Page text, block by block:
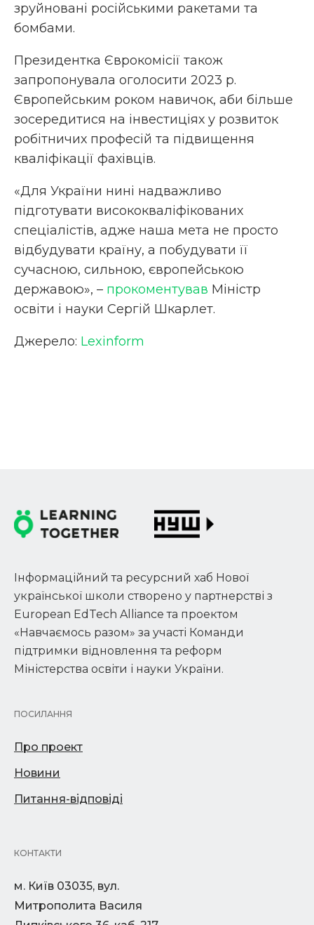
зруйновані російськими ракетами та
бомбами.
Президентка Єврокомісії також
запропонувала оголосити 2023 р.
Європейським роком навичок, аби більше
зосередитися на інвестиціях у розвиток
робітничих професій та підвищення
кваліфікації фахівців.
«Для України нині надважливо
підготувати висококваліфікованих
спеціалістів, адже наша мета не просто
відбудувати країну, а побудувати її
сучасною, сильною, європейською
державою», – прокоментував Міністр
освіти і науки Сергій Шкарлет.
Джерело: Lexinform
Інформаційний та ресурсний хаб Нової
української школи створено у партнерстві з
European EdTech Alliance та проектом
«Навчаємось разом» за участі Команди
підтримки відновлення та реформ
Міністерства освіти і науки України.
ПОСИЛАННЯ
Про проект
Новини
Питання-відповіді
КОНТАКТИ
м. Київ 03035, вул.
Митрополита Василя